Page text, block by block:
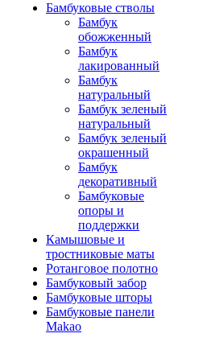
Бамбуковые стволы
Бамбук
обожженный
Бамбук
лакированный
Бамбук
натуральный
Бамбук зеленый
натуральный
Бамбук зеленый
окрашенный
Бамбук
декоративный
Бамбуковые
опоры и
поддержки
Камышовые и
тростниковые маты
Ротанговое полотно
Бамбуковый забор
Бамбуковые шторы
Бамбуковые панели
Makao